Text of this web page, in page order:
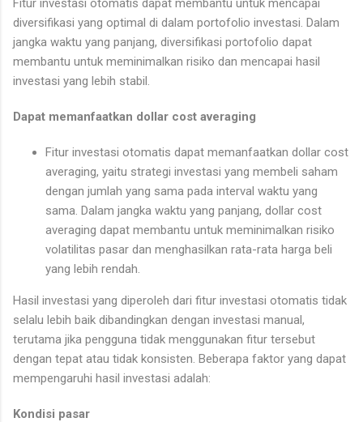
Fitur investasi otomatis dapat membantu untuk mencapai
diversifikasi yang optimal di dalam portofolio investasi. Dalam
jangka waktu yang panjang, diversifikasi portofolio dapat
membantu untuk meminimalkan risiko dan mencapai hasil
investasi yang lebih stabil.
Dapat memanfaatkan dollar cost averaging
Fitur investasi otomatis dapat memanfaatkan dollar cost
averaging, yaitu strategi investasi yang membeli saham
dengan jumlah yang sama pada interval waktu yang
sama. Dalam jangka waktu yang panjang, dollar cost
averaging dapat membantu untuk meminimalkan risiko
volatilitas pasar dan menghasilkan rata-rata harga beli
yang lebih rendah.
Hasil investasi yang diperoleh dari fitur investasi otomatis tidak
selalu lebih baik dibandingkan dengan investasi manual,
terutama jika pengguna tidak menggunakan fitur tersebut
dengan tepat atau tidak konsisten. Beberapa faktor yang dapat
mempengaruhi hasil investasi adalah:
Kondisi pasar